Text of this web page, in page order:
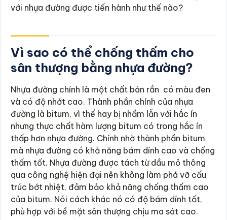
với nhựa đường được tiến hành như thế nào?
Vì sao có thể chống thấm cho
sân thượng bằng nhựa đường?
Nhựa đường chính là một chất bán rắn có màu đen
và có độ nhớt cao. Thành phần chính của nhựa
đường là bitum, vì thế hay bị nhầm lẫn với hắc ín
nhưng thực chất hàm lượng bitum có trong hắc ín
thấp hơn nhựa đường. Chính nhờ thành phần bitum
mà nhựa đường có khả năng bám dính cao và chống
thấm tốt. Nhựa đường được tách từ dầu mỏ thông
qua công nghệ hiện đại nên không làm phá vỡ cấu
trúc bớt nhiệt, đảm bảo khả năng chống thấm cao
của bitum. Nói cách khác nó có độ bám dính tốt,
phù hợp với bề mặt sân thượng chịu ma sát cao.